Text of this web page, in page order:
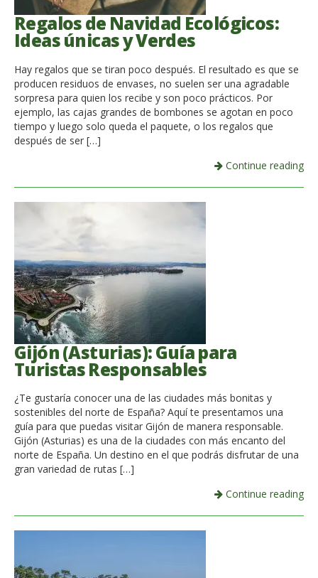
Regalos de Navidad Ecológicos:
Ideas únicas y Verdes
Hay regalos que se tiran poco después. El resultado es que se
producen residuos de envases, no suelen ser una agradable
sorpresa para quien los recibe y son poco prácticos. Por
ejemplo, las cajas grandes de bombones se agotan en poco
tiempo y luego solo queda el paquete, o los regalos que
después de ser […]
Continue reading
Gijón (Asturias): Guía para
Turistas Responsables
¿Te gustaría conocer una de las ciudades más bonitas y
sostenibles del norte de España? Aquí te presentamos una
guía para que puedas visitar Gijón de manera responsable.
Gijón (Asturias) es una de la ciudades con más encanto del
norte de España. Un destino en el que podrás disfrutar de una
gran variedad de rutas […]
Continue reading